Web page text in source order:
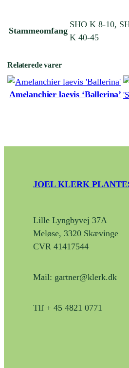
Stammeomfang
SHO K 8-10,
K 40-45
Relaterede varer
Amelanchier laevis ‘Ballerina’
JOEL KLERK
Lille Lyngbyvej 37A
Meløse, 3320 Skævinge
CVR 41417544
Mail: gartner@klerk.dk
Tlf + 45 4821 0771